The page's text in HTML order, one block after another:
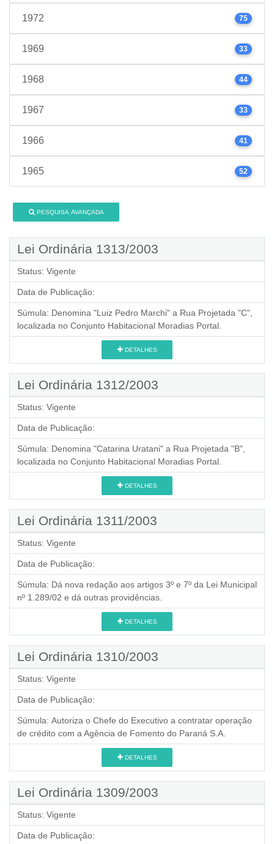
1972 75
1969 33
1968 44
1967 33
1966 41
1965 52
PESQUISA AVANÇADA
Lei Ordinária 1313/2003
Status: Vigente
Data de Publicação:
Súmula: Denomina "Luiz Pedro Marchi" a Rua Projetada "C",
localizada no Conjunto Habitacional Moradias Portal.
DETALHES
Lei Ordinária 1312/2003
Status: Vigente
Data de Publicação:
Súmula: Denomina "Catarina Uratani" a Rua Projetada "B",
localizada no Conjunto Habitacional Moradias Portal.
DETALHES
Lei Ordinária 1311/2003
Status: Vigente
Data de Publicação:
Súmula: Dá nova redação aos artigos 3º e 7º da Lei Municipal
nº 1.289/02 e dá outras providências.
DETALHES
Lei Ordinária 1310/2003
Status: Vigente
Data de Publicação:
Súmula: Autoriza o Chefe do Executivo a contratar operação
de crédito com a Agência de Fomento do Paraná S.A.
DETALHES
Lei Ordinária 1309/2003
Status: Vigente
Data de Publicação: